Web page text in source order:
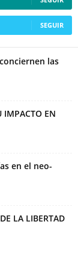
SEGUIR
las
IMPACTO EN
en el neo-
LA LIBERTAD